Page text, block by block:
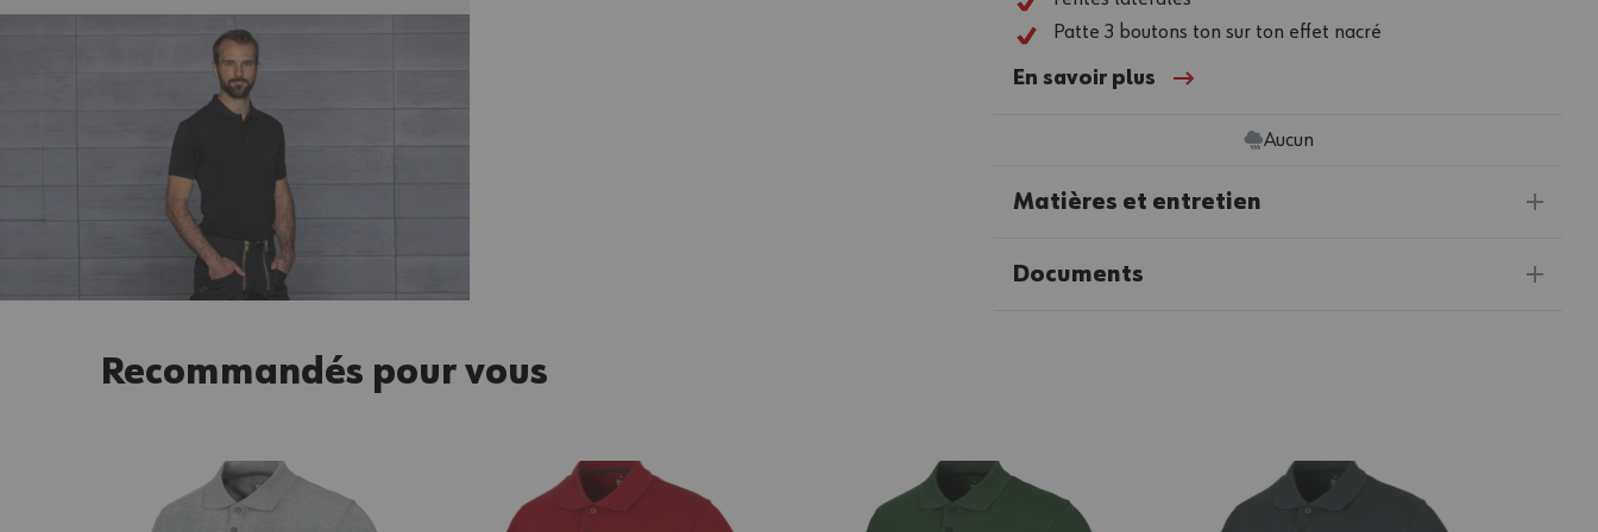
Patte 3 boutons ton sur ton effet nacré
En savoir plus
Aucun
Matières et entretien
Documents
Recommandés pour vous